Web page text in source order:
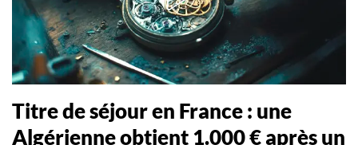
Titre de séjour en France : une
Algérienne obtient 1.000 € après un